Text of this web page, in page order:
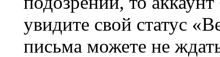
увидите свой статус
письма можете не